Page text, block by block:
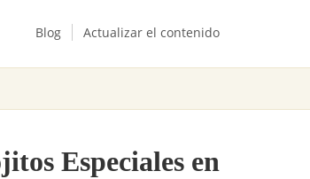
Blog Actualizar el contenido
Especiales en